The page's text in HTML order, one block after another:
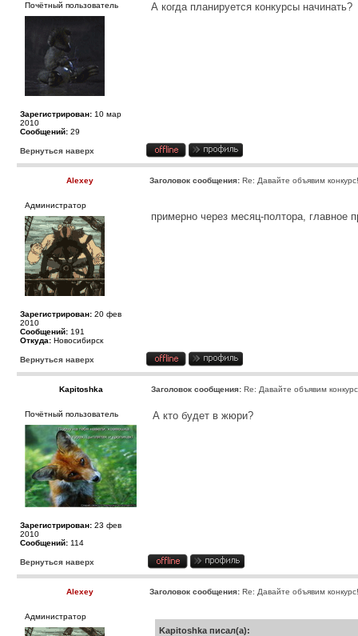
Почётный пользователь
Зарегистрирован: 10 мар
2010
Сообщений: 29
А когда планируется конкурсы начинать?
Вернуться наверх
Alexey Заголовок сообщения: Re: Давайте объявим конкурс!
Администратор
Зарегистрирован: 20 фев
2010
Сообщений: 191
Откуда: Новосибирск
примерно через месяц-полтора,
Вернуться наверх
Kapitoshka Заголовок сообщения: Re: Давайте объявим
Почётный пользователь
Зарегистрирован: 23 фев
2010
Сообщений: 114
А кто будет в жюри?
Вернуться наверх
Alexey Заголовок сообщения: Re: Давайте объявим конкурс!
Администратор
Kapitoshka писал(а):